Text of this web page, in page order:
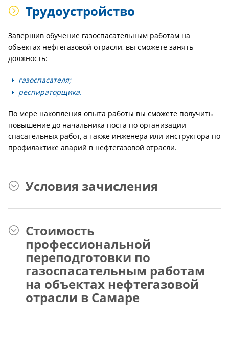
Трудоустройство
Завершив обучение газоспасательным работам на
объектах нефтегазовой отрасли, вы сможете занять
должность:
газоспасателя;
респираторщика.
По мере накопления опыта работы вы сможете получить
повышение до начальника поста по организации
спасательных работ, а также инженера или инструктора по
профилактике аварий в нефтегазовой отрасли.
Условия зачисления
Стоимость
профессиональной
переподготовки по
газоспасательным работам
на объектах нефтегазовой
отрасли в Самаре